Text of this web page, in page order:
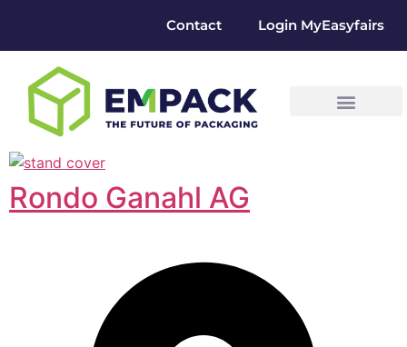
Contact Login MyEasyfairs
Rondo Ganahl AG